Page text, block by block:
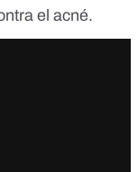
el acné.